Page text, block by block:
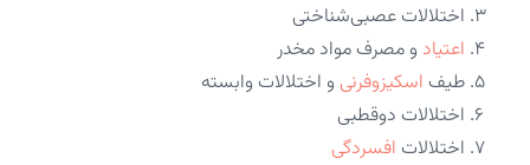
اختلالات عصبی‌شناختی
اعتیاد و مصرف مواد مخدر
طیف اسکیزوفرنی و اختلالات وابسته
اختلالات دوقطبی
اختلالات افسردگی